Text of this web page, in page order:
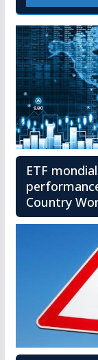
ETF
Country